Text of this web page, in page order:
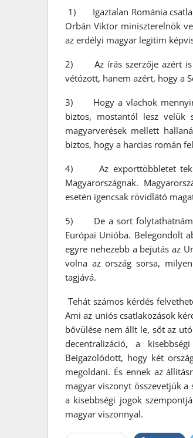
1) Igaztalan Románia
Orbán Viktor miniszterelnök
az erdélyi magyar legitim
2) Az írás szerzője azért is
vétózott, hanem azért, hogy a
3) Hogy a vlachok
biztos, mostantól lesz velük
magyarverések mellett
biztos, hogy a harcias román
4) Az exporttöbbletet
Magyarországnak.
esetén igencsak rövidlátó
5) De a sort folytathatnám
Európai Unióba. Belegondolt
egyre nehezebb a bejutás az
volna az ország sorsa,
tagjává.
Tehát számos kérdés
Ami az uniós csatlakozások
bővülése nem állt le, sőt az
decentralizáció, a
Beigazolódott, hogy két
megoldani. És ennek az
magyar viszonyt összevetjük a
a kisebbségi jogok
magyar viszonnyal.